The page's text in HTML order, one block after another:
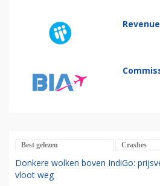
Best gelezen Crashes
Donkere wolken boven IndiGo:
vloot weg